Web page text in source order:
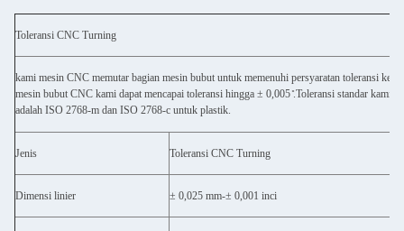
Toleransi CNC Turning
kami mesin CNC memutar bagian mesin bubut untuk memenuhi persyaratan toleransi
mesin bubut CNC kami dapat mencapai toleransi hingga ± 0,005 ̊.Toleransi standar kami
adalah ISO 2768-m dan ISO 2768-c untuk plastik.
Jenis Toleransi CNC Turning
Dimensi linier ± 0,025 mm-± 0,001 inci